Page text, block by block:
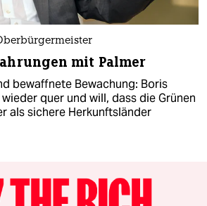
mit Palmer
bewaffnete Bewachung: Boris
quer und will, dass die Grünen
als sichere Herkunftsländer